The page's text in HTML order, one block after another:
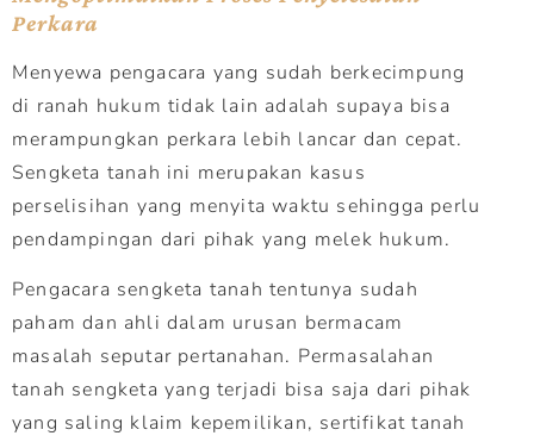
Perkara
Menyewa pengacara yang sudah berkecimpung
di ranah hukum tidak lain adalah supaya bisa
merampungkan perkara lebih lancar dan cepat.
Sengketa tanah ini merupakan kasus
perselisihan yang menyita waktu sehingga perlu
pendampingan dari pihak yang melek hukum.
Pengacara sengketa tanah tentunya sudah
paham dan ahli dalam urusan bermacam
masalah seputar pertanahan. Permasalahan
tanah sengketa yang terjadi bisa saja dari pihak
yang saling klaim kepemilikan, sertifikat tanah